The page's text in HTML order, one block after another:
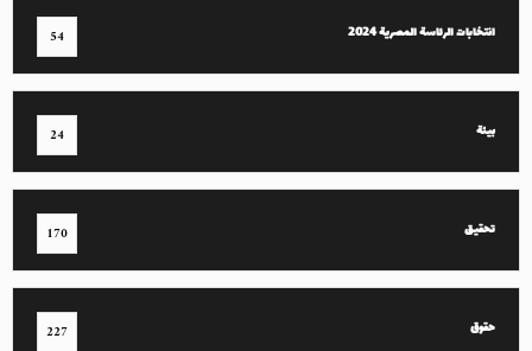
انتخابات الرئاسة المصرية 2024 54
بيئة 24
تحقيق 170
حقوق 227